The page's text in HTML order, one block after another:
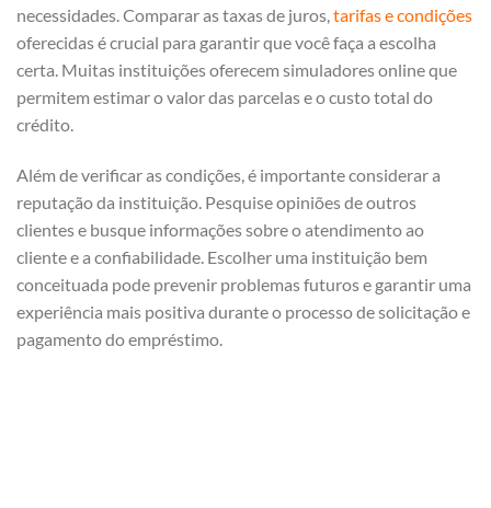
necessidades. Comparar as taxas de juros, tarifas e condições
oferecidas é crucial para garantir que você faça a escolha
certa. Muitas instituições oferecem simuladores online que
permitem estimar o valor das parcelas e o custo total do
crédito.
Além de verificar as condições, é importante considerar a
reputação da instituição. Pesquise opiniões de outros
clientes e busque informações sobre o atendimento ao
cliente e a confiabilidade. Escolher uma instituição bem
conceituada pode prevenir problemas futuros e garantir uma
experiência mais positiva durante o processo de solicitação e
pagamento do empréstimo.